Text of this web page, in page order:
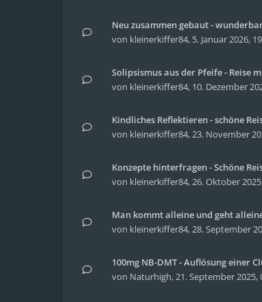
Neu zusammen gebaut -
von kleinerkiffer84, 5. Januar 2026,
Solipsismus aus der Pfeife - Reise
von kleinerkiffer84, 10. Dezember
Kindliches Reflektieren - schöne
von kleinerkiffer84,23. November
Konzepte hinterfragen - Schöne
von kleinerkiffer84,26. Oktober
Man kommt alleine und geht
von kleinerkiffer84,28. September
100mg NB-DMT - Auflösung einer
von Naturhigh,21. September 2025,